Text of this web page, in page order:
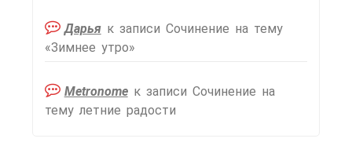
Дарьяк записи Сочинение на тему
«Зимнее утро»
Metronomeк записи Сочинение на
тему летние радости